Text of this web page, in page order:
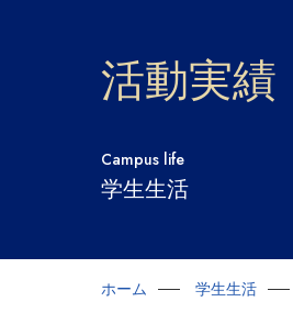
活動実績
Campus life
学生生活
ホーム 学生生活